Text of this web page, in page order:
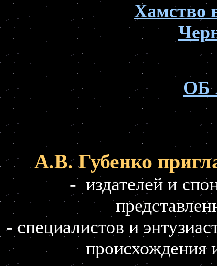
Хамство
ллл
ОБ
ТТТТТТ
А.В. Губенко
- издателей и
- специалистов и
происхождения